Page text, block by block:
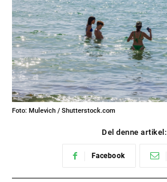
Foto: Mulevich / Shutterstock.com
Del denne artikel:
Facebook